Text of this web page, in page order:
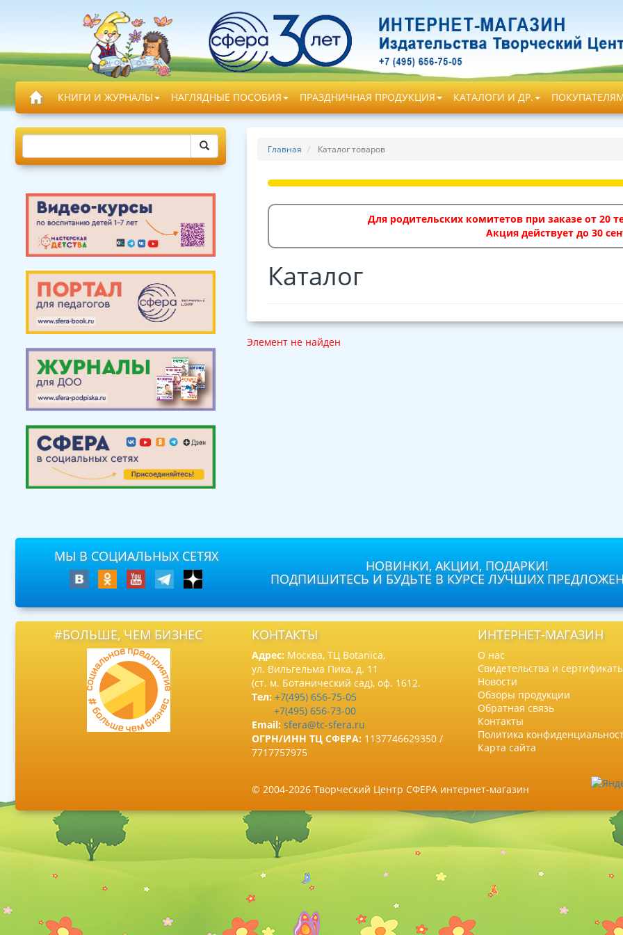
КНИГИ И ЖУРНАЛЫ НАГЛЯДНЫЕ ПОСОБИЯ ПРАЗДНИЧНАЯ ПРОДУКЦИЯ КАТАЛОГИ И ДР.
Главная Каталог товаров
Для родительских комитетов при заказе от 20
Акция действует до 30
Каталог
Элемент не найден
МЫ В СОЦИАЛЬНЫХ СЕТЯХ
НОВИНКИ, АКЦИИ, ПОДАРКИ!
ПОДПИШИТЕСЬ И БУДЬТЕ В КУРСЕ ЛУЧШИХ
#БОЛЬШЕ, ЧЕМ БИЗНЕС КОНТАКТЫ
Адрес: Москва, ТЦ Botanica,
ул. Вильгельма Пика, д. 11
(ст. м. Ботанический сад), оф. 1612.
Тел: +7(495) 656-75-05
+7(495) 656-73-00
Email: sfera@tc-sfera.ru
ОГРН/ИНН ТЦ СФЕРА: 1137746629350 /
7717757975
ИНТЕРНЕТ-МАГАЗИН
О нас
Свидетельства и
Новости
Обзоры продукции
Обратная связь
Контакты
Политика
Карта сайта
© 2004-2026 Творческий Центр СФЕРА интернет-магазин